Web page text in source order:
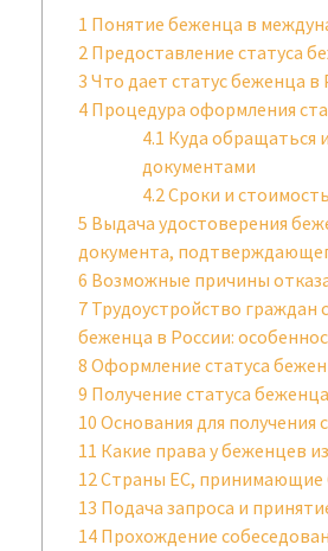
1 Понятие беженца в
2 Предоставление статуса
3 Что дает статус беженца в
4 Процедура оформления
4.1 Куда обращаться
документами
4.2Сроки и
5 Выдача удостоверения
документа,
6 Возможные причины
7 Трудоустройство граждан
беженца в России:
8 Оформление статуса
9 Получение статуса
10 Основания для получения
11 Какие права у беженцев
12Страны ЕС, принимающие
13 Подача запроса и
14 Прохождение